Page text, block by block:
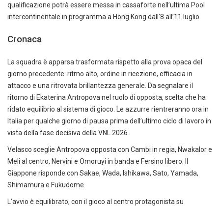
qualificazione potrà essere messa in cassaforte nell’ultima Pool
intercontinentale in programma a Hong Kong dall’8 all’11 luglio.
Cronaca
La squadra è apparsa trasformata rispetto alla prova opaca del
giorno precedente: ritmo alto, ordine in ricezione, efficacia in
attacco e una ritrovata brillantezza generale. Da segnalare il
ritorno di Ekaterina Antropova nel ruolo di opposta, scelta che ha
ridato equilibrio al sistema di gioco. Le azzurre rientreranno ora in
Italia per qualche giorno di pausa prima dell’ultimo ciclo di lavoro in
vista della fase decisiva della VNL 2026.
Velasco sceglie Antropova opposta con Cambi in regia, Nwakalor e
Meli al centro, Nervini e Omoruyi in banda e Fersino libero. Il
Giappone risponde con Sakae, Wada, Ishikawa, Sato, Yamada,
Shimamura e Fukudome.
L’avvio è equilibrato, con il gioco al centro protagonista su